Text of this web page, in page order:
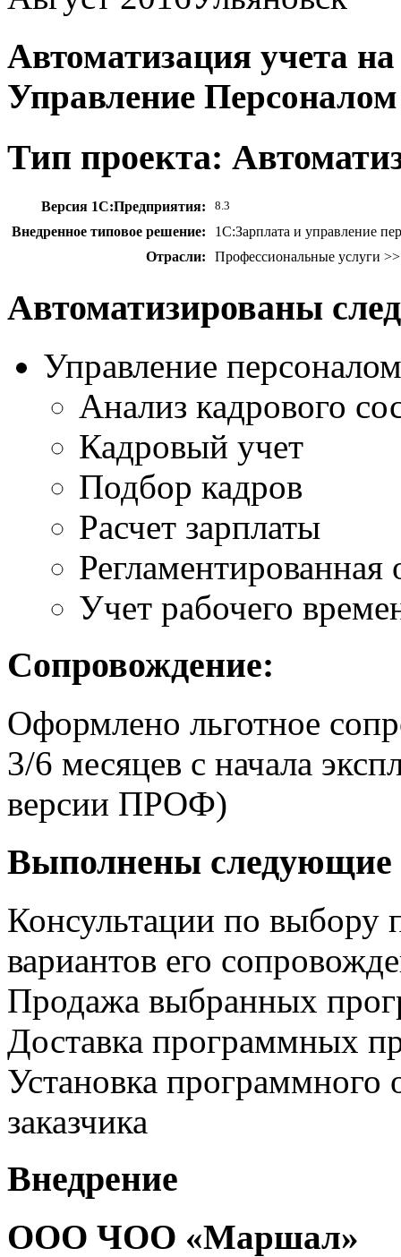
Автоматизация учета
Управление
Тип проекта:
Версия 1С:Предприятия: 8.3
Внедренное типовое решение:
1С:Зарплата и управление
Отрасли:
Профессиональные услуги
Автоматизированы
Управление
Анализ кадрового
Кадровый учет
Подбор кадров
Расчет зарплаты
Регламентированная
Учет рабочего
Сопровождение:
Оформлено льготное
3/6 месяцев с начала
версии ПРОФ)
Выполнены следующие
Консультации по выбору
вариантов его
Продажа выбранных
Доставка программных
Установка
заказчика
Внедрение
ООО ЧОО «Маршал»